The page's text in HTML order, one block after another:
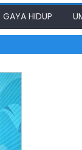
GAYA HIDUP